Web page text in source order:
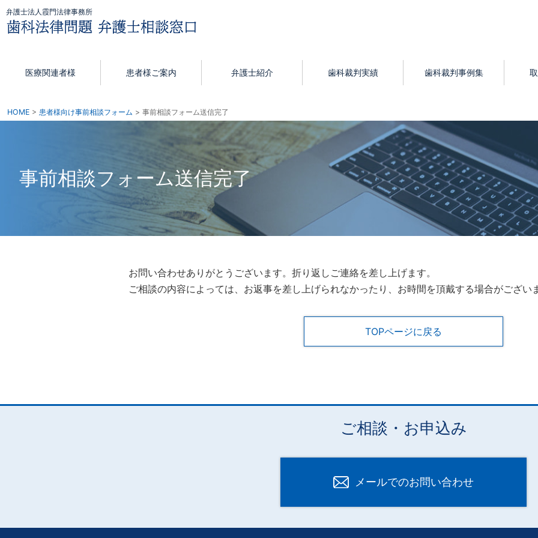
弁護士法人霞門法律事務所
医療関連者様 患者様ご案内 弁護士紹介 歯科裁判実績 歯科裁判事例集
HOME 患者様向け事前相談フォーム 事前相談フォーム送信完了
事前相談フォーム送信完了
お問い合わせありがとうございます。折り返しご連絡を差し上げます。
ご相談の内容によっては、お返事を差し上げられなかったり、お時間を頂戴する場合がござい
TOPページに戻る
ご相談・お申込み
メールでのお問い合わせ